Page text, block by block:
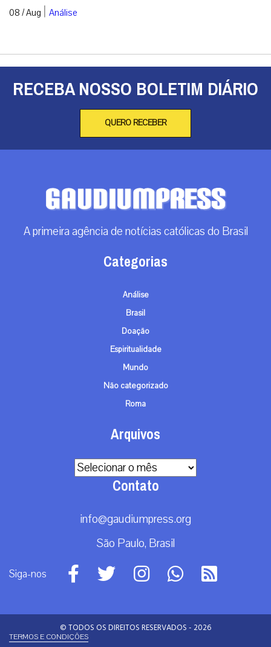
08 / Aug | Análise
RECEBA NOSSO BOLETIM DIÁRIO
QUERO RECEBER
A primeira agência de notícias católicas do Brasil
Categorias
Análise
Brasil
Doação
Espiritualidade
Mundo
Não categorizado
Roma
Arquivos
Arquivos
Contato
info@gaudiumpress.org
São Paulo, Brasil
Siga-nos
© TODOS OS DIREITOS RESERVADOS - 2026
TERMOS E CONDIÇÕES